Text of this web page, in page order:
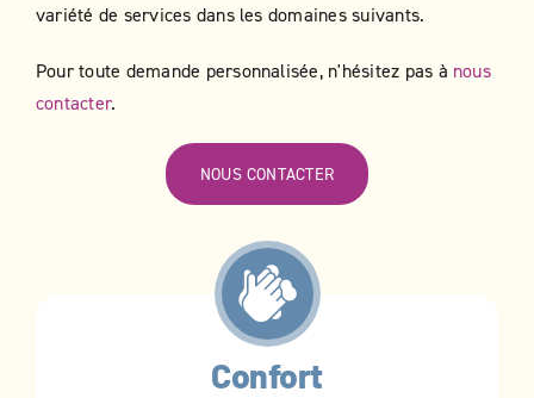
variété de services dans les domaines suivants.
Pour toute demande personnalisée, n'hésitez pas à nous
contacter.
NOUS CONTACTER
Confort